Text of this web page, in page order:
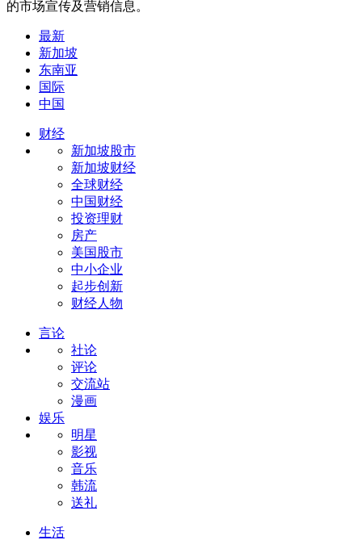
的市场宣传及营销信息。
最新
新加坡
东南亚
国际
中国
财经
新加坡股市
新加坡财经
全球财经
中国财经
投资理财
房产
美国股市
中小企业
起步创新
财经人物
言论
社论
评论
交流站
漫画
娱乐
明星
影视
音乐
韩流
送礼
生活